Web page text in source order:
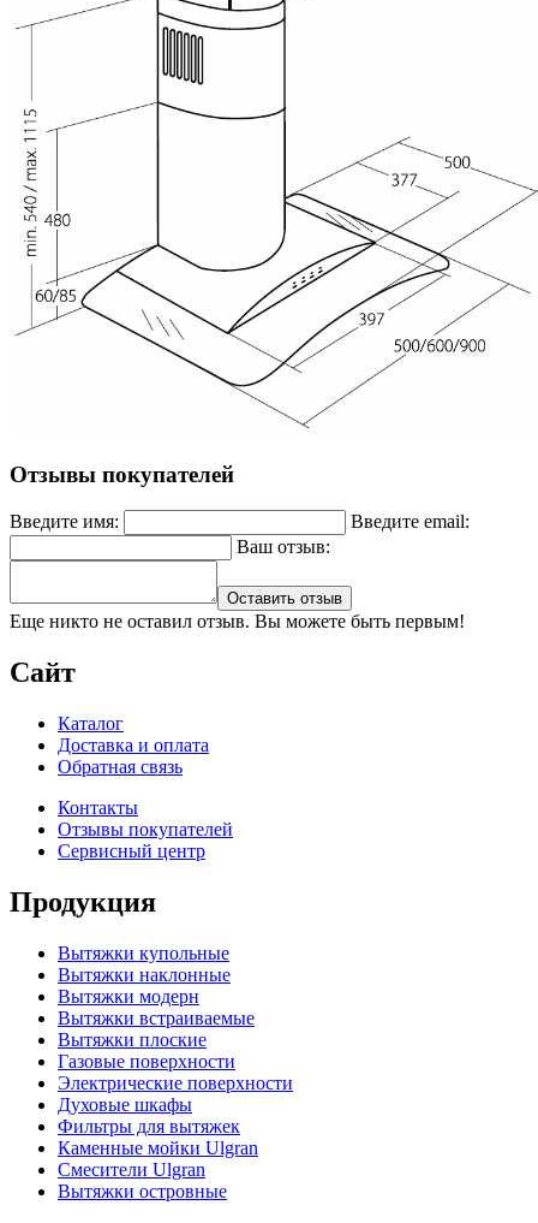
Отзывы покупателей
Введите имя:
Введите email:
Ваш отзыв:
Оставить отзыв
Еще никто не оставил отзыв. Вы можете быть первым!
Сайт
Каталог
Доставка и оплата
Обратная связь
Контакты
Отзывы покупателей
Сервисный центр
Продукция
Вытяжки купольные
Вытяжки наклонные
Вытяжки модерн
Вытяжки встраиваемые
Вытяжки плоские
Газовые поверхности
Электрические поверхности
Духовые шкафы
Фильтры для вытяжек
Каменные мойки Ulgran
Смесители Ulgran
Вытяжки островные